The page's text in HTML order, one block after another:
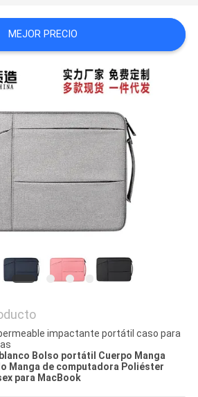
MEJOR PRECIO
impactante portátil caso para
Bolso portátil Cuerpo Manga
Manga de computadora Poliéster
para MacBook